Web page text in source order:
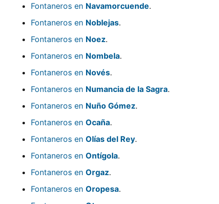
Fontaneros en Navamorcuende.
Fontaneros en Noblejas.
Fontaneros en Noez.
Fontaneros en Nombela.
Fontaneros en Novés.
Fontaneros en Numancia de la Sagra.
Fontaneros en Nuño Gómez.
Fontaneros en Ocaña.
Fontaneros en Olías del Rey.
Fontaneros en Ontígola.
Fontaneros en Orgaz.
Fontaneros en Oropesa.